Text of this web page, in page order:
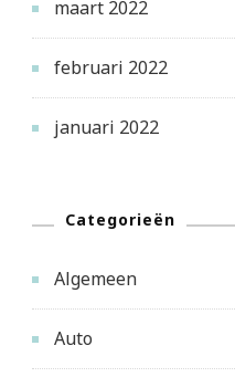
maart 2022
februari 2022
januari 2022
Categorieën
Algemeen
Auto